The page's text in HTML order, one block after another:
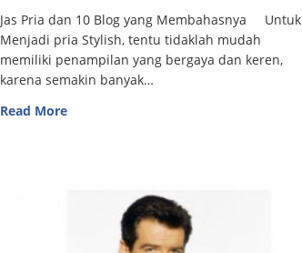
Jas Pria dan 10 Blog yang Membahasnya Untuk
Menjadi pria Stylish, tentu tidaklah mudah
memiliki penampilan yang bergaya dan keren,
karena semakin banyak…
Read More